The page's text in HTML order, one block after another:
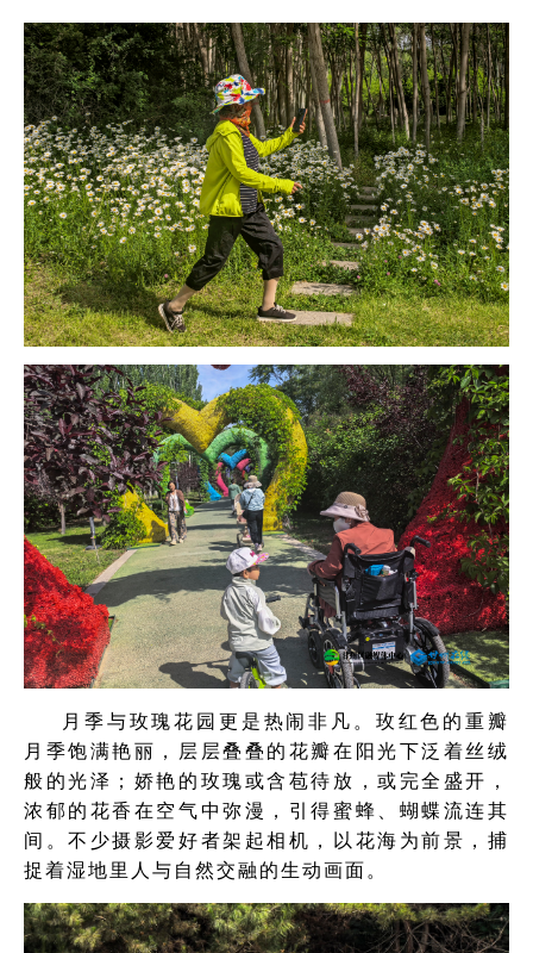
月季与玫瑰花园更是热闹非凡。玫红色的重瓣
月季饱满艳丽，层层叠叠的花瓣在阳光下泛着丝绒
般的光泽；娇艳的玫瑰或含苞待放，或完全盛开，
浓郁的花香在空气中弥漫，引得蜜蜂、蝴蝶流连其
间。不少摄影爱好者架起相机，以花海为前景，捕
捉着湿地里人与自然交融的生动画面。